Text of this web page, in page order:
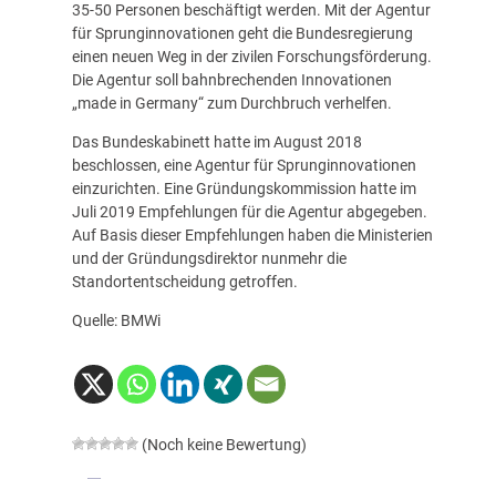
35-50 Personen beschäftigt werden. Mit der Agentur
für Sprunginnovationen geht die Bundesregierung
einen neuen Weg in der zivilen Forschungsförderung.
Die Agentur soll bahnbrechenden Innovationen
„made in Germany“ zum Durchbruch verhelfen.
Das Bundeskabinett hatte im August 2018
beschlossen, eine Agentur für Sprunginnovationen
einzurichten. Eine Gründungskommission hatte im
Juli 2019 Empfehlungen für die Agentur abgegeben.
Auf Basis dieser Empfehlungen haben die Ministerien
und der Gründungsdirektor nunmehr die
Standortentscheidung getroffen.
Quelle: BMWi
(Noch keine Bewertung)